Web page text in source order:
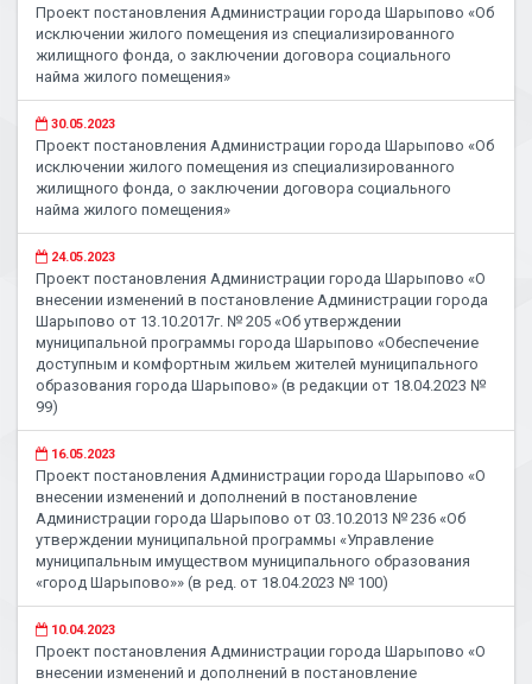
Проект постановления Администрации города Шарыпово «Об
исключении жилого помещения из специализированного
жилищного фонда, о заключении договора социального
найма жилого помещения»
30.05.2023
Проект постановления Администрации города Шарыпово «Об
исключении жилого помещения из специализированного
жилищного фонда, о заключении договора социального
найма жилого помещения»
24.05.2023
Проект постановления Администрации города Шарыпово «О
внесении изменений в постановление Администрации города
Шарыпово от 13.10.2017г. № 205 «Об утверждении
муниципальной программы города Шарыпово «Обеспечение
доступным и комфортным жильем жителей муниципального
образования города Шарыпово» (в редакции от 18.04.2023 №
99)
16.05.2023
Проект постановления Администрации города Шарыпово «О
внесении изменений и дополнений в постановление
Администрации города Шарыпово от 03.10.2013 № 236 «Об
утверждении муниципальной программы «Управление
муниципальным имуществом муниципального образования
«город Шарыпово»» (в ред. от 18.04.2023 № 100)
10.04.2023
Проект постановления Администрации города Шарыпово «О
внесении изменений и дополнений в постановление